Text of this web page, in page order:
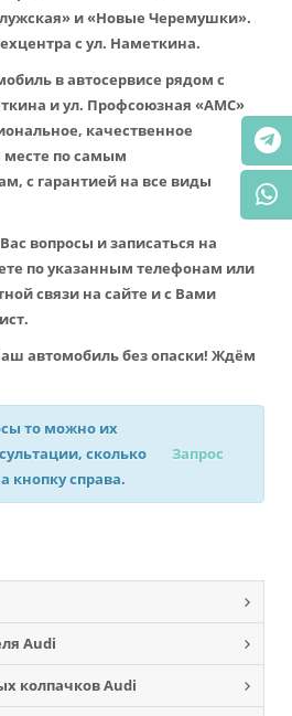
и «Новые Черемушки».
с ул. Наметкина.
в автосервисе рядом с
и ул. Профсоюзная «АМС»
качественное
по самым
с гарантией на все виды
вопросы и записаться на
по указанным телефонам или
связи на сайте и с Вами
автомобиль без опаски! Ждём
то можно их
сколько
кнопку справа.
Запрос
Audi
колпачков Audi